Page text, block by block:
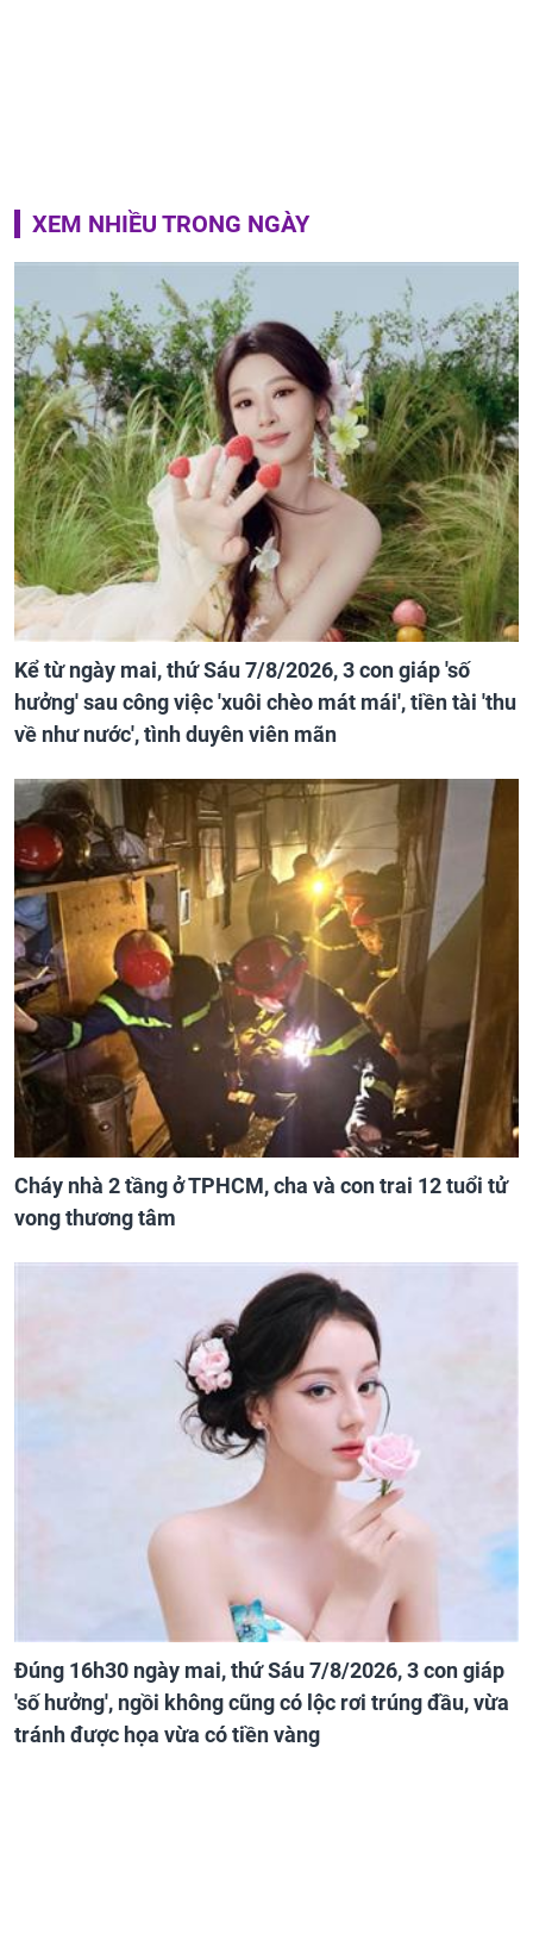
XEM NHIỀU TRONG NGÀY
Kể từ ngày mai, thứ Sáu 7/8/2026, 3 con giáp 'số
hưởng' sau công việc 'xuôi chèo mát mái', tiền tài 'thu
về như nước', tình duyên viên mãn
Cháy nhà 2 tầng ở TPHCM, cha và con trai 12 tuổi tử
vong thương tâm
Đúng 16h30 ngày mai, thứ Sáu 7/8/2026, 3 con giáp
'số hưởng', ngồi không cũng có lộc rơi trúng đầu, vừa
tránh được họa vừa có tiền vàng